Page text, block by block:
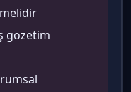
gözetim